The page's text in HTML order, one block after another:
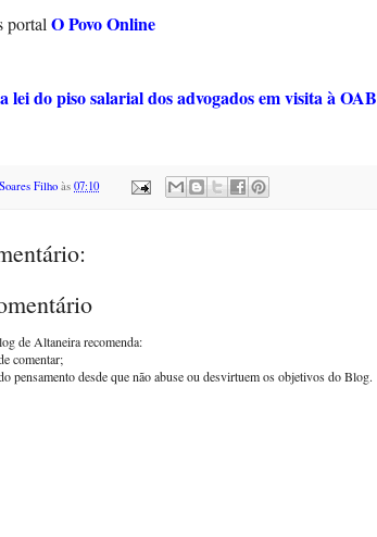
portalO Povo Online
lei do piso salarial dos advogados em visita à OAB
Filho às 07:10
de Altaneira recomenda:
comentar;
pensamento desde que não abuse ou desvirtuem os objetivos do Blog.